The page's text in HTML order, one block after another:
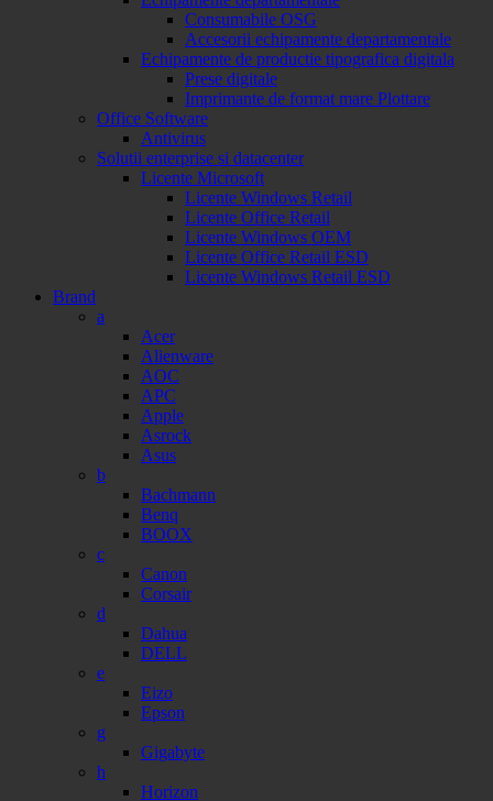
Consumabile OSG
Accesorii echipamente departamentale
Echipamente de productie tipografica digitala
Prese digitale
Imprimante de format mare Plottare
Office Software
Antivirus
Solutii enterprise si datacenter
Licente Microsoft
Licente Windows Retail
Licente Office Retail
Licente Windows OEM
Licente Office Retail ESD
Licente Windows Retail ESD
Brand
a
Acer
Alienware
AOC
APC
Apple
Asrock
Asus
b
Bachmann
Benq
BOOX
c
Canon
Corsair
d
Dahua
DELL
e
Eizo
Epson
g
Gigabyte
h
Horizon